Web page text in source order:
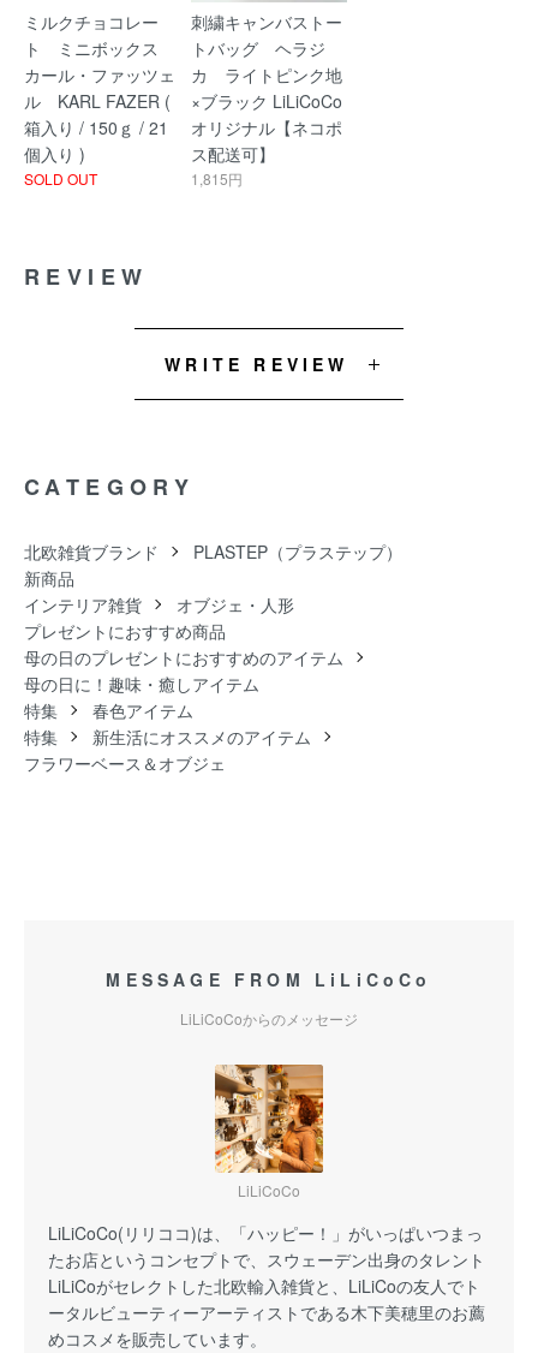
ミルクチョコレー
ト ミニボックス
カール・ファッツェ
ル KARL FAZER (
箱入り / 150ｇ / 21
個入り )
SOLD OUT
刺繍キャンバストー
トバッグ ヘラジ
カ ライトピンク地
×ブラック LiLiCoCo
オリジナル【ネコポ
ス配送可】
1,815円
REVIEW
WRITE REVIEW
CATEGORY
北欧雑貨ブランド
PLASTEP（プラステップ）
新商品
インテリア雑貨
オブジェ・人形
プレゼントにおすすめ商品
母の日のプレゼントにおすすめのアイテム
母の日に！趣味・癒しアイテム
特集
春色アイテム
特集
新生活にオススメのアイテム
フラワーベース＆オブジェ
MESSAGE FROM LiLiCoCo
LiLiCoCoからのメッセージ
LiLiCoCo
LiLiCoCo(リリココ)は、「ハッピー！」がいっぱいつまっ
たお店というコンセプトで、スウェーデン出身のタレント
LiLiCoがセレクトした北欧輸入雑貨と、LiLiCoの友人でト
ータルビューティーアーティストである木下美穂里のお薦
めコスメを販売しています。